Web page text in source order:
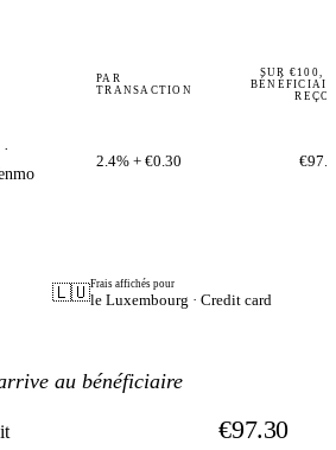
PAR
TRANSACTION
SUR €100,
2.4% + €0.30
🇱🇺Frais affichés pour
le Luxembourg · Credit card
au bénéficiaire
€97.30